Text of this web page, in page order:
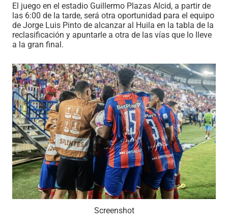
El juego en el estadio Guillermo Plazas Alcid, a partir de
las 6:00 de la tarde, será otra oportunidad para el equipo
de Jorge Luis Pinto de alcanzar al Huila en la tabla de la
reclasificación y apuntarle a otra de las vías que lo lleve
a la gran final.
Screenshot